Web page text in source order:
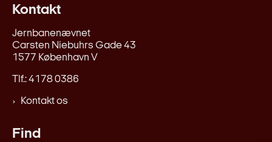
Kontakt
Jernbanenævnet
Carsten Niebuhrs Gade 43
1577 København V
Tlf.: 4178 0386
Kontakt os
Find